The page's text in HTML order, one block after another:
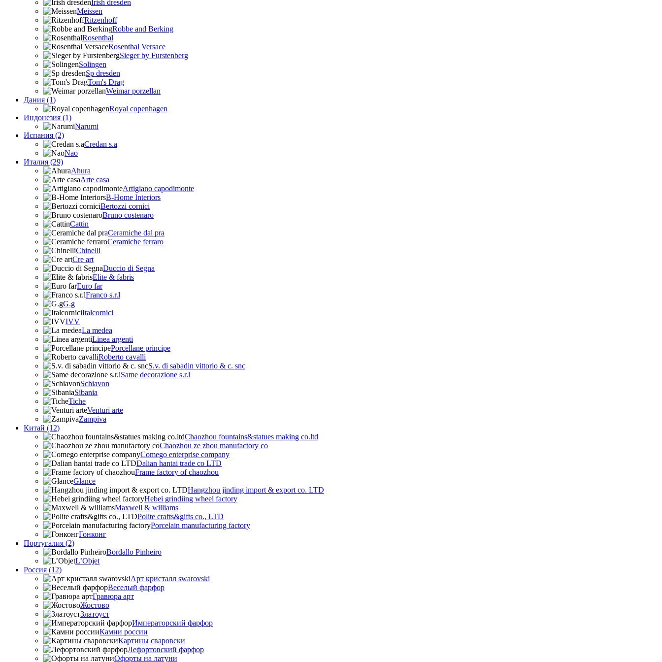
Irish dresden
Meissen
Ritzenhoff
Robbe and Berking
Rosenthal
Rosenthal Versace
Sieger by Furstenberg
Solingen
Sp dresden
Tom's Drag
Weimar porzellan
Дания (1)
Royal copenhagen
Индонезия (1)
Narumi
Испания (2)
Credan s.a
Nao
Италия (29)
Ahura
Arte casa
Artigiano capodimonte
B-Home Interiors
Bertozzi cornici
Bruno costenaro
Cattin
Ceramiche dal pra
Ceramiche ferraro
Chinelli
Cre art
Duccio di Segna
Elite & fabris
Euro far
Franco s.r.l
G.g
Italcornici
IVV
La medea
Linea argenti
Porcellane principe
Roberto cavalli
S.v. di sabadin vittorio & c. snc
Same decorazione s.r.l
Schiavon
Sibania
Tiche
Venturi arte
Zampiva
Китай (12)
Chaozhou fountains&statues making co.ltd
Chaozhou ze zhou manufactory co
Comego enterprise company
Dalian hantai trade co LTD
Frame factory of chaozhou
Glance
Hangzhou jinding import & export co. LTD
Hebei grindiing wheel factory
Maxwell & williams
Polite crafts&gifts co., LTD
Porcelain manufacturing factory
Гонконг
Португалия (2)
Bordallo Pinheiro
L’Objet
Россия (12)
Арт кристалл swarovski
Веселый фарфор
Гравюра арт
Жостово
Златоуст
Императорский фарфор
Камни россии
Картины сваровски
Лефортовский фарфор
Офорты на латуни